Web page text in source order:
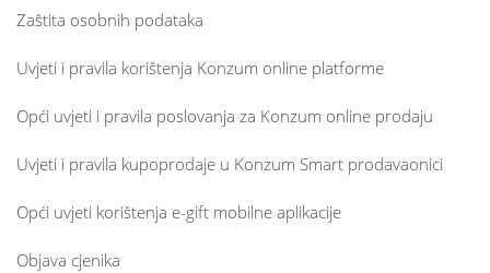
Zaštita osobnih podataka
Uvjeti i pravila korištenja Konzum online platforme
Opći uvjeti i pravila poslovanja za Konzum online prodaju
Uvjeti i pravila kupoprodaje u Konzum Smart prodavaonici
Opći uvjeti korištenja e-gift mobilne aplikacije
Objava cjenika